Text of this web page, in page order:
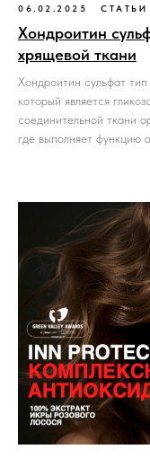
06.02.2025 СТАТЬИ
Хондроитин
хрящевой ткани
Хондроитин сульфат
который является
соединительной ткани
где выполняет функцию